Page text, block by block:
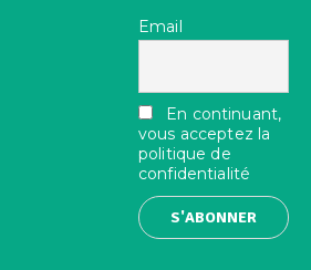
Email
En continuant,
vous acceptez la
politique de
confidentialité